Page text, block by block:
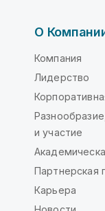
О
Компания
Лидерство
и участие
Партнерская
Карьера